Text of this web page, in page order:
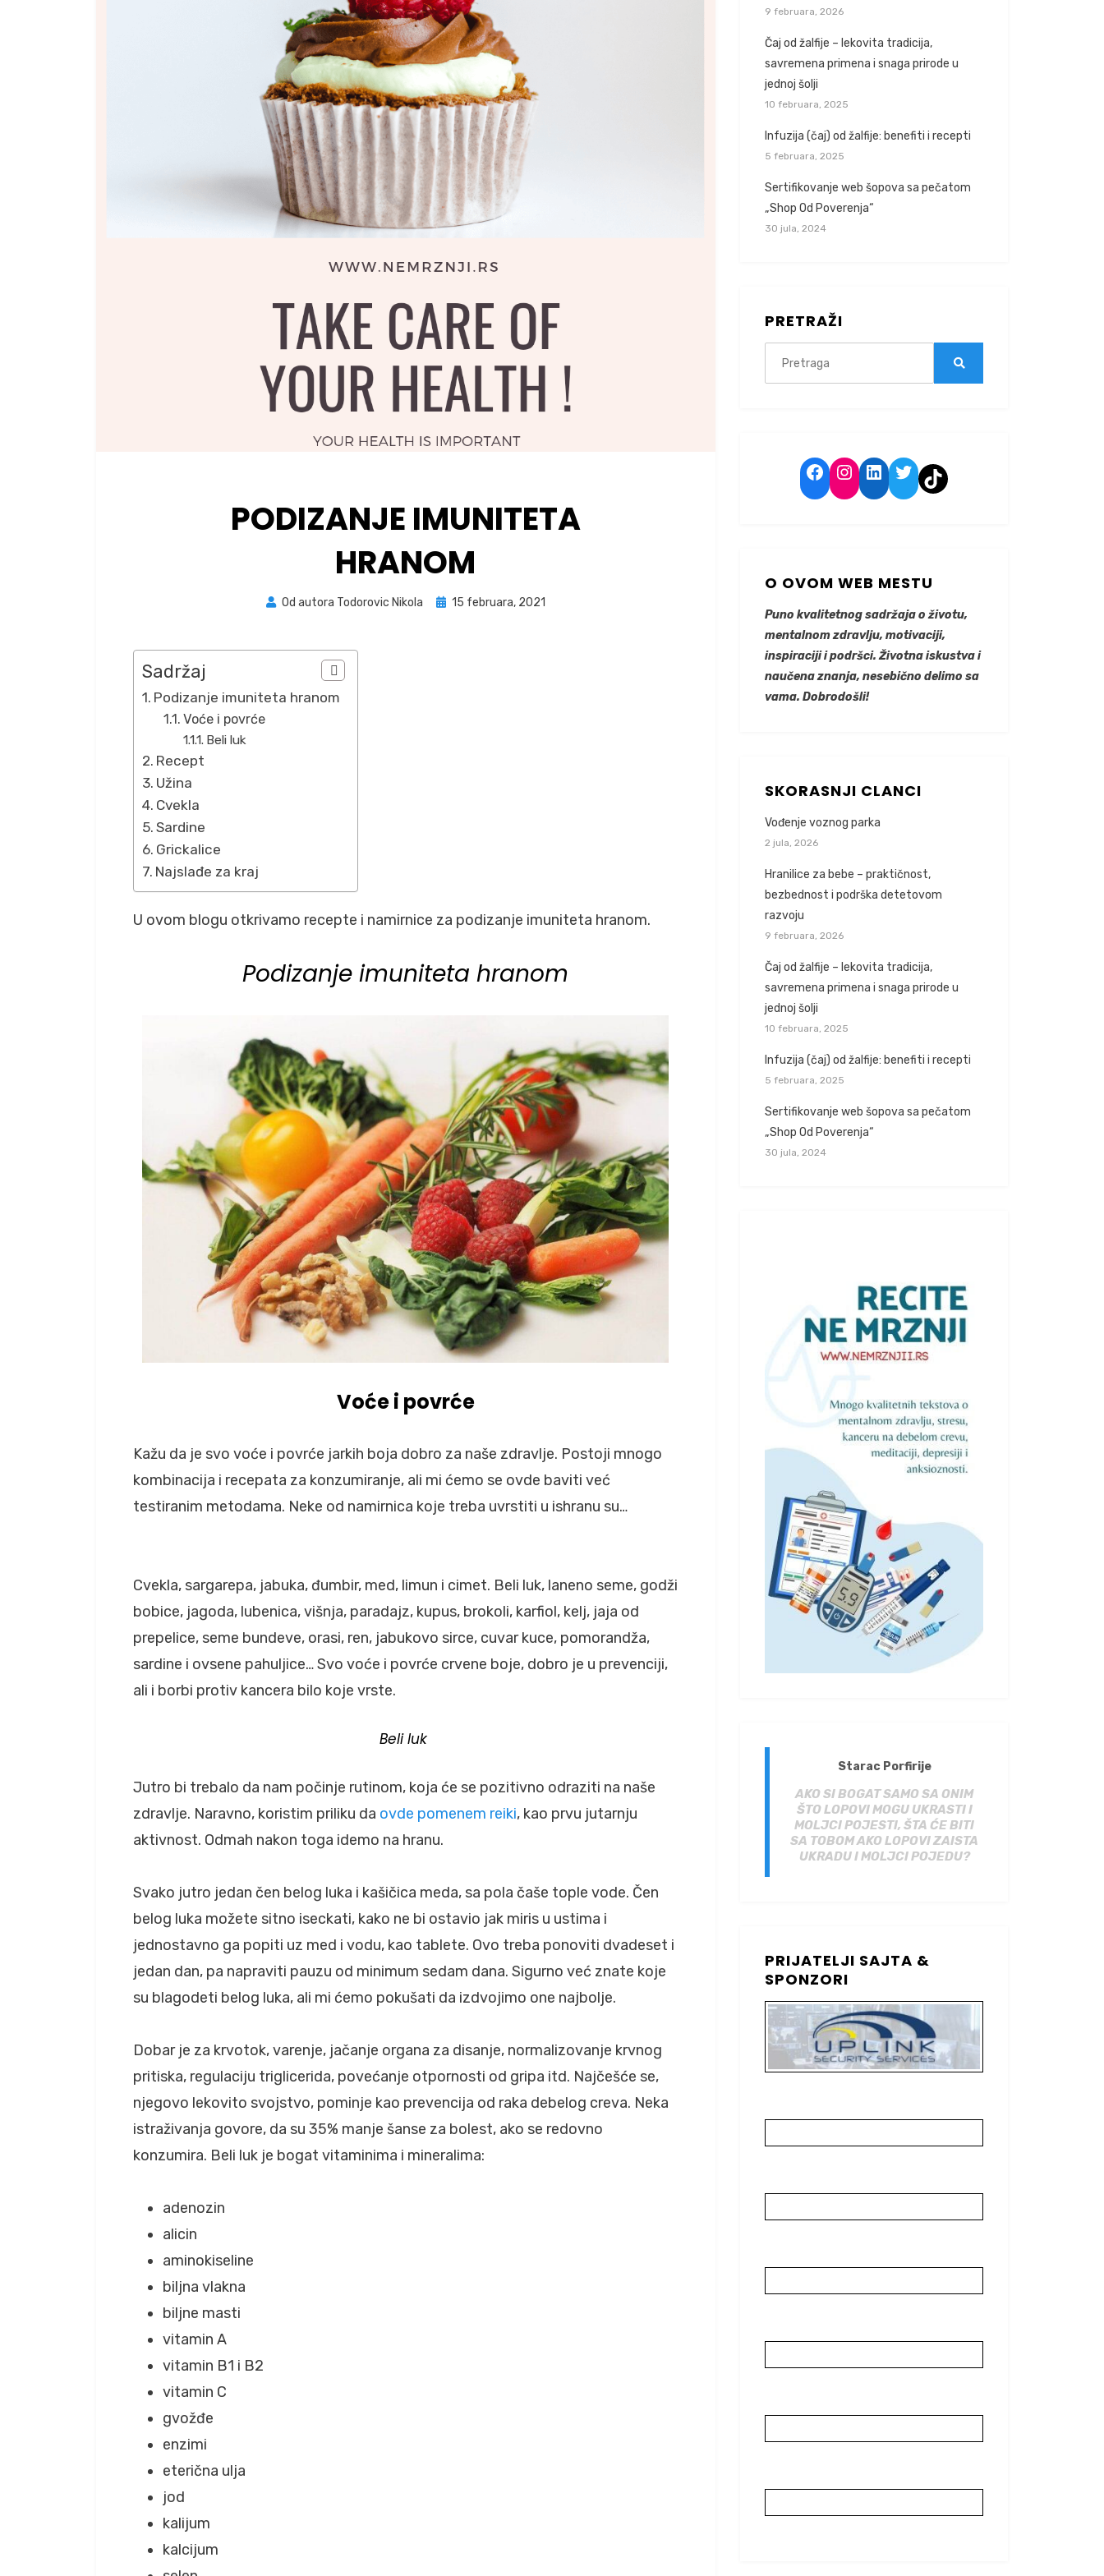
PODIZANJE IMUNITETA
HRANOM
Od autora Todorovic Nikola
Posted
15 februara, 2021
Sadržaj
Podizanje imuniteta hranom
Voće i povrće
Beli luk
Recept
Užina
Cvekla
Sardine
Grickalice
Najslađe za kraj
U ovom blogu otkrivamo recepte i namirnice za podizanje imuniteta hranom.
Podizanje imuniteta hranom
Voće i povrće
Kažu da je svo voće i povrće jarkih boja dobro za naše zdravlje. Postoji mnogo
kombinacija i recepata za konzumiranje, ali mi ćemo se ovde baviti već
testiranim metodama. Neke od namirnica koje treba uvrstiti u ishranu su…
Cvekla, sargarepa, jabuka, đumbir, med, limun i cimet. Beli luk, laneno seme, godži
bobice, jagoda, lubenica, višnja, paradajz, kupus, brokoli, karfiol, kelj, jaja od
prepelice, seme bundeve, orasi, ren, jabukovo sirce, cuvar kuce, pomorandža,
sardine i ovsene pahuljice… Svo voće i povrće crvene boje, dobro je u prevenciji,
ali i borbi protiv kancera bilo koje vrste.
Beli luk
Jutro bi trebalo da nam počinje rutinom, koja će se pozitivno odraziti na naše
zdravlje. Naravno, koristim priliku da ovde pomenem reiki, kao prvu jutarnju
aktivnost. Odmah nakon toga idemo na hranu.
Svako jutro jedan čen belog luka i kašičica meda, sa pola čaše tople vode. Čen
belog luka možete sitno iseckati, kako ne bi ostavio jak miris u ustima i
jednostavno ga popiti uz med i vodu, kao tablete. Ovo treba ponoviti dvadeset i
jedan dan, pa napraviti pauzu od minimum sedam dana. Sigurno već znate koje
su blagodeti belog luka, ali mi ćemo pokušati da izdvojimo one najbolje.
Dobar je za krvotok, varenje, jačanje organa za disanje, normalizovanje krvnog
pritiska, regulaciju triglicerida, povećanje otpornosti od gripa itd. Najčešće se,
njegovo lekovito svojstvo, pominje kao prevencija od raka debelog creva. Neka
istraživanja govore, da su 35% manje šanse za bolest, ako se redovno
konzumira. Beli luk je bogat vitaminima i mineralima:
adenozin
alicin
aminokiseline
biljna vlakna
biljne masti
vitamin A
vitamin B1 i B2
vitamin C
gvožđe
enzimi
eterična ulja
jod
kalijum
kalcijum
9 februara, 2026
Čaj od žalfije – lekovita tradicija,
savremena primena i snaga prirode u
jednoj šolji
10 februara, 2025
Infuzija (čaj) od žalfije: benefiti i recepti
5 februara, 2025
Sertifikovanje web šopova sa pečatom
„Shop Od Poverenja“
30 jula, 2024
PRETRAŽI
Facebook
Instagram
LinkedIn
Twitter
TikTok
O OVOM WEB MESTU
Puno kvalitetnog sadržaja o životu,
mentalnom zdravlju, motivaciji,
inspiraciji i podršci. Životna iskustva i
naučena znanja, nesebično delimo sa
vama. Dobrodošli!
SKORASNJI CLANCI
Vođenje voznog parka
2 jula, 2026
Hranilice za bebe – praktičnost,
bezbednost i podrška detetovom
razvoju
9 februara, 2026
Čaj od žalfije – lekovita tradicija,
savremena primena i snaga prirode u
jednoj šolji
10 februara, 2025
Infuzija (čaj) od žalfije: benefiti i recepti
5 februara, 2025
Sertifikovanje web šopova sa pečatom
„Shop Od Poverenja“
30 jula, 2024
Starac Porfirije
AKO SI BOGAT SAMO SA ONIM
ŠTO LOPOVI MOGU UKRASTI I
MOLJCI POJESTI, ŠTA ĆE BITI
SA TOBOM AKO LOPOVI ZAISTA
UKRADU I MOLJCI POJEDU?
PRIJATELJI SAJTA &
SPONZORI